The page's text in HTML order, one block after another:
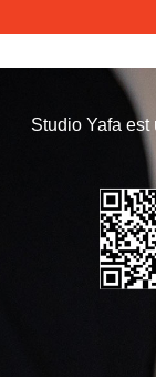
Studio Yafa est